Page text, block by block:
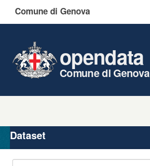
Comune di Genova
opendata
Comune di Genova
Organizzazioni
Gruppi
Dataset